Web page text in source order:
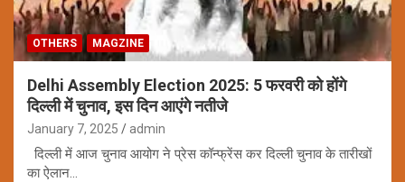
OTHERS MAGZINE
Delhi Assembly Election 2025: 5 फरवरी को होंगे
दिल्ली में चुनाव, इस दिन आएंगे नतीजे
January 7, 2025 admin
दिल्ली में आज चुनाव आयोग ने प्रेस कॉन्फ्रेंस कर दिल्ली चुनाव के तारीखों
का ऐलान…